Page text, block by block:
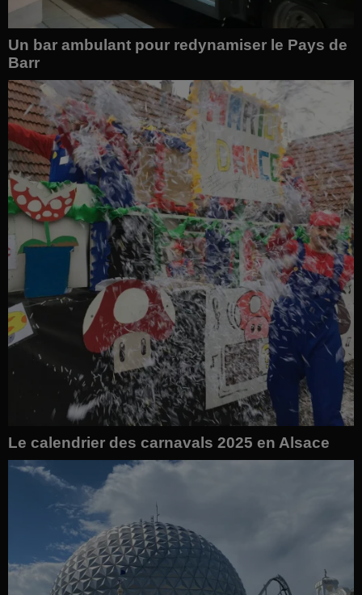
Un bar ambulant pour redynamiser le Pays de
Barr
Le calendrier des carnavals 2025 en Alsace